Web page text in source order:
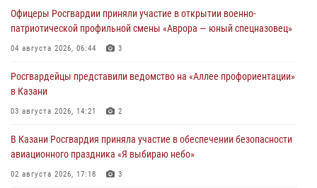
Офицеры Росгвардии приняли участие в открытии военно-
патриотической профильной смены «Аврора — юный спецназовец»
04 августа 2026, 06:44 3
Росгвардейцы представили ведомство на «Аллее профориентации»
в Казани
03 августа 2026, 14:21 2
В Казани Росгвардия приняла участие в обеспечении безопасности
авиационного праздника «Я выбираю небо»
02 августа 2026, 17:18 3